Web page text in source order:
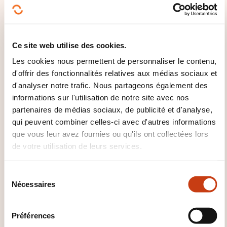
Ce site web utilise des cookies.
Les cookies nous permettent de personnaliser le contenu,
d'offrir des fonctionnalités relatives aux médias sociaux et
d'analyser notre trafic. Nous partageons également des
informations sur l'utilisation de notre site avec nos
partenaires de médias sociaux, de publicité et d'analyse,
qui peuvent combiner celles-ci avec d'autres informations
que vous leur avez fournies ou qu'ils ont collectées lors
de votre utilisation de leurs services.
Nécessaires
Préférences
CES FORMATIONS POURRAIENT
FR
Développer sa stratégie
de marketing digital